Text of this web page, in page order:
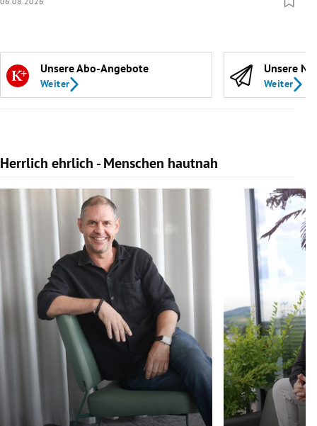
Unsere Abo-Angebote
Weiter
Unsere
Weiter
Herrlich ehrlich - Menschen hautnah
Slide 1 von 10